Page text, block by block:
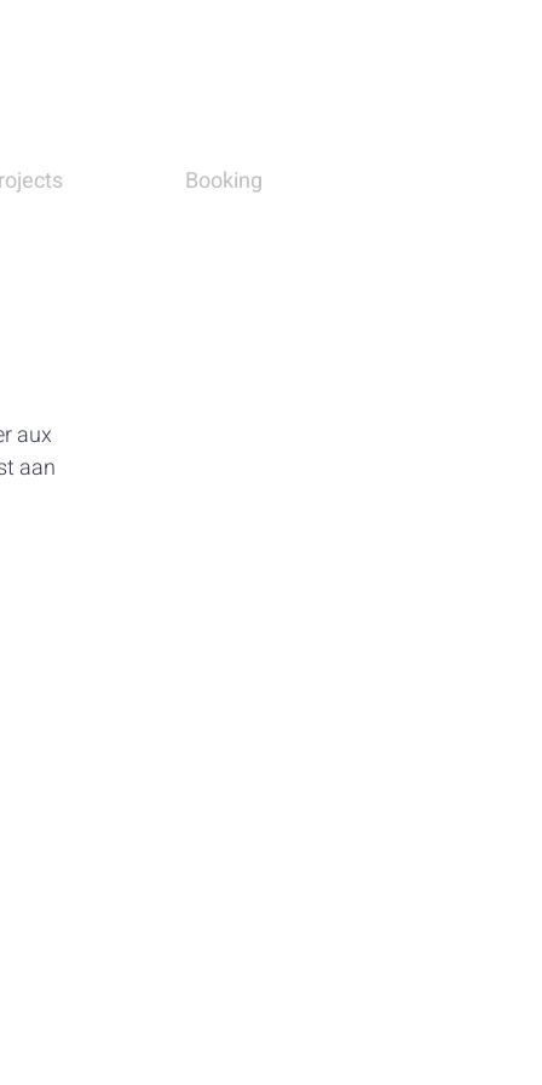
Booking
aux
aan